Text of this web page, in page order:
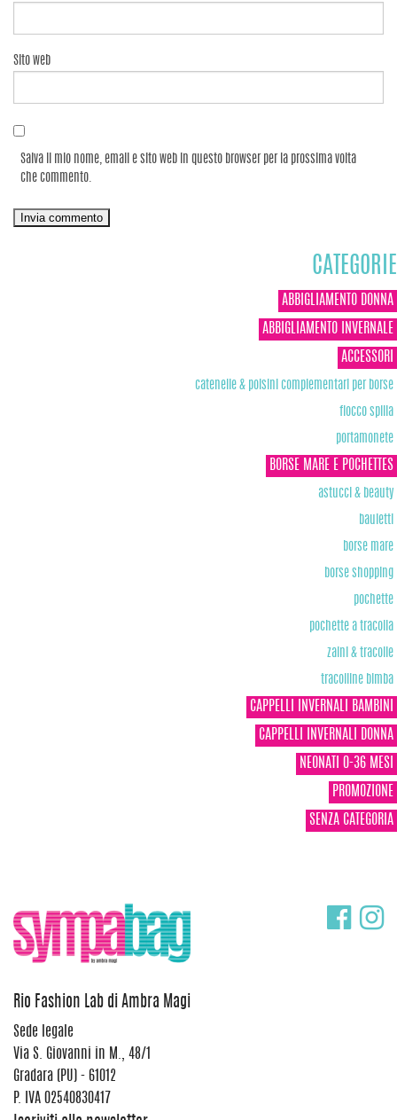
Sito web
Salva il mio nome, email e sito web in questo browser per la prossima volta
che commento.
CATEGORIE
ABBIGLIAMENTO DONNA
ABBIGLIAMENTO INVERNALE
ACCESSORI
catenelle & polsini complementari per borse
fiocco spilla
portamonete
BORSE MARE E POCHETTES
astucci & beauty
bauletti
borse mare
borse shopping
pochette
pochette a tracolla
zaini & tracolle
tracolline bimba
CAPPELLI INVERNALI BAMBINI
CAPPELLI INVERNALI DONNA
NEONATI 0-36 MESI
PROMOZIONE
SENZA CATEGORIA
Rio Fashion Lab di Ambra Magi
Sede legale
Via S. Giovanni in M., 48/1
Gradara (PU) - 61012
P. IVA 02540830417